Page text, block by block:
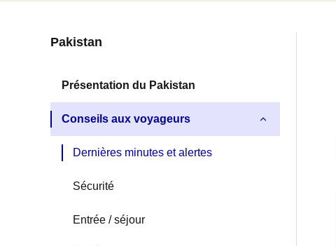
Navigation
latérale
fiche
pays
Pakistan
Présentation du Pakistan
Conseils aux voyageurs
Dernières minutes et alertes
Sécurité
Entrée / séjour